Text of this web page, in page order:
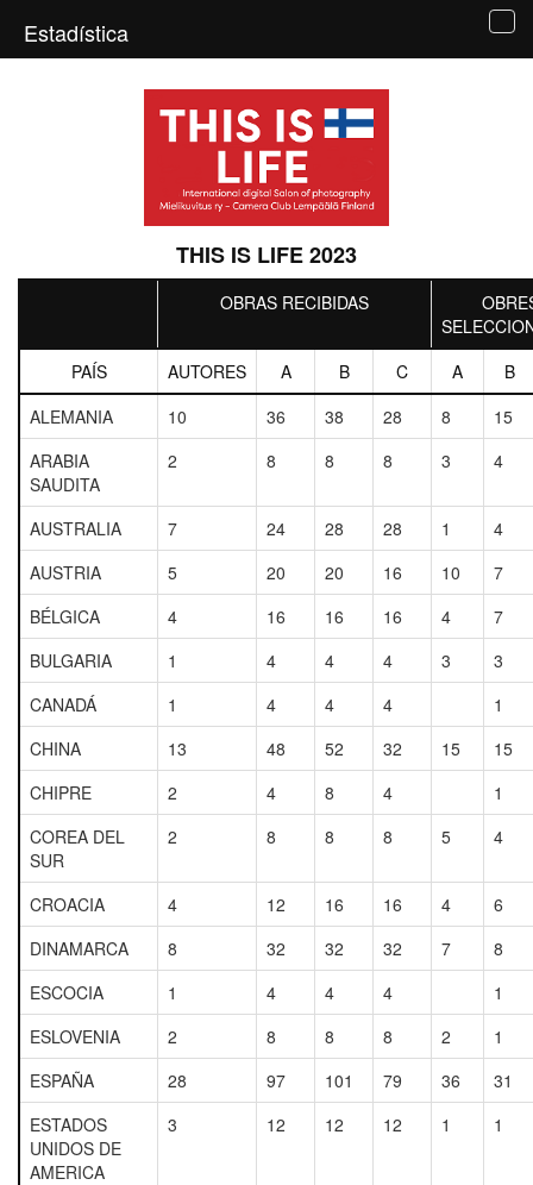
Estadística
THIS IS LIFE 2023
OBRAS RECIBIDAS
PAÍS
AUTORES A B C A
B
ALEMANIA
10 36 38 28 8
15
ARABIA
SAUDITA
2 8 8 8 3 4
AUSTRALIA 7 24 28 28 1
4
AUSTRIA
5 20 20 16 10
7
BÉLGICA
4 16 16 16 4
7
BULGARIA
1 4 4 4 3
3
CANADÁ
1 4 4 4
1
CHINA
13 48 52 32 15
15
CHIPRE
2 4 8 4
1
COREA DEL
SUR
2 8 8 8 5 4
CROACIA 4 12 16 16 4
6
DINAMARCA
8 32 32 32 7
8
ESCOCIA
1 4 4 4
1
ESLOVENIA
2 8 8 8 2
1
ESPAÑA
28 97 101 79 36
31
ESTADOS
UNIDOS DE
AMERICA
3 12 12 12 1 1